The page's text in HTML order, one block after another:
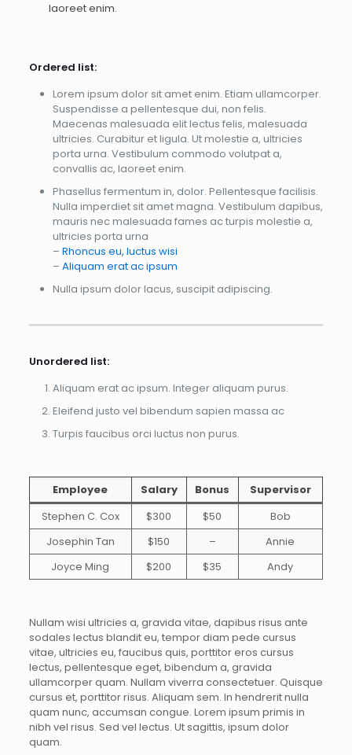
laoreet enim.
Ordered list:
Lorem ipsum dolor sit amet enim. Etiam ullamcorper.
Suspendisse a pellentesque dui, non felis.
Maecenas malesuada elit lectus felis, malesuada
ultricies. Curabitur et ligula. Ut molestie a, ultricies
porta urna. Vestibulum commodo volutpat a,
convallis ac, laoreet enim.
Phasellus fermentum in, dolor. Pellentesque facilisis.
Nulla imperdiet sit amet magna. Vestibulum dapibus,
mauris nec malesuada fames ac turpis molestie a,
ultricies porta urna
– Rhoncus eu, luctus wisi
– Aliquam erat ac ipsum
Nulla ipsum dolor lacus, suscipit adipiscing.
Unordered list:
Aliquam erat ac ipsum. Integer aliquam purus.
Eleifend justo vel bibendum sapien massa ac
Turpis faucibus orci luctus non purus.
Employee Salary Bonus
Supervisor
Stephen C. Cox
$300 $50
Bob
Josephin Tan
$150 –
Annie
Joyce Ming
$200 $35 Andy
Nullam wisi ultricies a, gravida vitae, dapibus risus ante
sodales lectus blandit eu, tempor diam pede cursus
vitae, ultricies eu, faucibus quis, porttitor eros cursus
lectus, pellentesque eget, bibendum a, gravida
ullamcorper quam. Nullam viverra consectetuer. Quisque
cursus et, porttitor risus. Aliquam sem. In hendrerit nulla
quam nunc, accumsan congue. Lorem ipsum primis in
nibh vel risus. Sed vel lectus. Ut sagittis, ipsum dolor
quam.